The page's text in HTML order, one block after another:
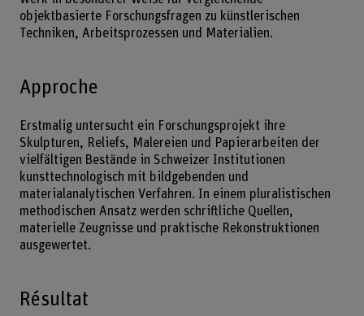
objektbasierte Forschungsfragen zu künstlerischen
Techniken, Arbeitsprozessen und Materialien.
Approche
Erstmalig untersucht ein Forschungsprojekt ihre
Skulpturen, Reliefs, Malereien und Papierarbeiten der
vielfältigen Bestände in Schweizer Institutionen
kunsttechnologisch mit bildgebenden und
materialanalytischen Verfahren. In einem pluralistischen
methodischen Ansatz werden schriftliche Quellen,
materielle Zeugnisse und praktische Rekonstruktionen
ausgewertet.
Résultat